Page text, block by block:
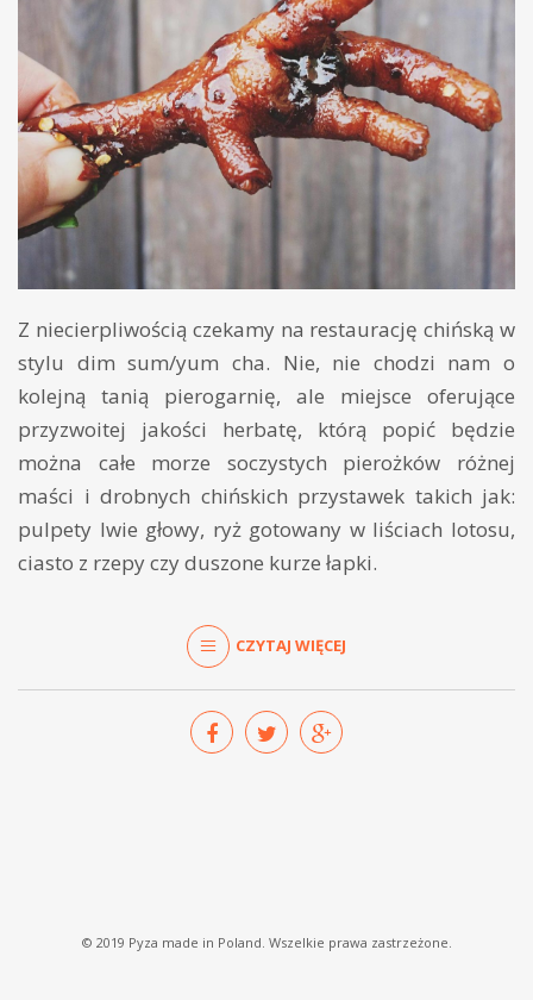
Z niecierpliwością czekamy na restaurację chińską w
stylu dim sum/yum cha. Nie, nie chodzi nam o
kolejną tanią pierogarnię, ale miejsce oferujące
przyzwoitej jakości herbatę, którą popić będzie
można całe morze soczystych pierożków różnej
maści i drobnych chińskich przystawek takich jak:
pulpety lwie głowy, ryż gotowany w liściach lotosu,
ciasto z rzepy czy duszone kurze łapki.
CZYTAJ WIĘCEJ
© 2019 Pyza made in Poland. Wszelkie prawa zastrzeżone.